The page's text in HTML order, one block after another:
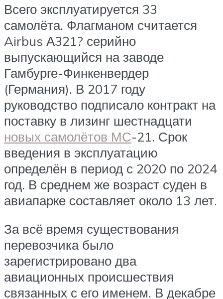
Всего эксплуатируется 33
самолёта. Флагманом считается
Airbus А321? серийно
выпускающийся на заводе
Гамбурге-Финкенвердер
(Германия). В 2017 году
руководство подписало контракт на
поставку в лизинг шестнадцати
новых самолётов МС-21. Срок
введения в эксплуатацию
определён в период с 2020 по 2024
год. В среднем же возраст суден в
авиапарке составляет около 13 лет.
За всё время существования
перевозчика было
зарегистрировано два
авиационных происшествия
связанных с его именем. В декабре